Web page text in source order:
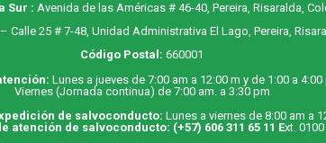
Sur : Avenida de las Américas # 46-40, Pereira, Risaralda,
Calle 25 # 7-48, Unidad Administrativa El Lago, Pereira,
Código Postal: 660001
Lunes a jueves de 7:00 am a 12:00 m y de 1:00 a
Viernes (Jornada continua) de 7:00 am. a 3:30 pm
de salvoconducto:Lunes a viernes de 8:00 am a
atención de salvoconducto: (+57) 606 311 65 11 Ext. 0100